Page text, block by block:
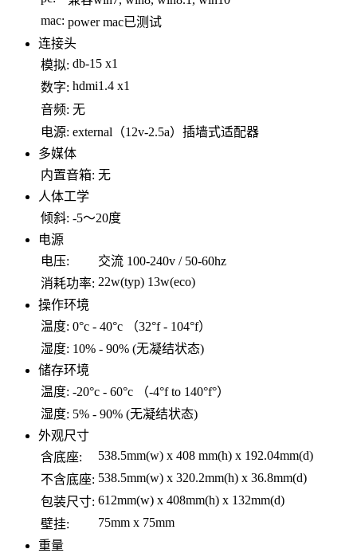
mac: power mac已测试
连接头
模拟: db-15 x1
数字: hdmi1.4 x1
音频: 无
电源: external（12v-2.5a）插墙式适配器
多媒体
内置音箱: 无
人体工学
倾斜: -5～20度
电源
电压:
交流 100-240v / 50-60hz
消耗功率: 22w(typ) 13w(eco)
操作环境
温度: 0°c - 40°c （32°f - 104°f）
湿度: 10% - 90% (无凝结状态)
储存环境
温度: -20°c - 60°c （-4°f to 140°f°）
湿度: 5% - 90% (无凝结状态)
外观尺寸
含底座:
538.5mm(w) x 408 mm(h) x 192.04mm(d)
不含底座: 538.5mm(w) x 320.2mm(h) x 36.8mm(d)
包装尺寸: 612mm(w) x 408mm(h) x 132mm(d)
壁挂:
75mm x 75mm
重量